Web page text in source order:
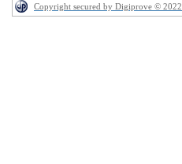
Copyright secured by Digiprove © 2022